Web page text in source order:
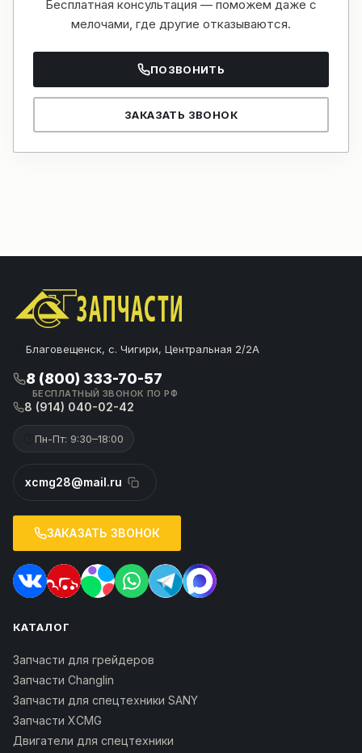
Бесплатная консультация — поможем даже с
мелочами, где другие отказываются.
ПОЗВОНИТЬ
ЗАКАЗАТЬ ЗВОНОК
Благовещенск, с. Чигири, Центральная 2/2А
8 (800) 333-70-57
БЕСПЛАТНЫЙ ЗВОНОК ПО РФ
8 (914) 040-02-42
Пн-Пт: 9:30–18:00
xcmg28@mail.ru
ЗАКАЗАТЬ ЗВОНОК
КАТАЛОГ
Запчасти для грейдеров
Запчасти Changlin
Запчасти для спецтехники SANY
Запчасти XCMG
Двигатели для спецтехники